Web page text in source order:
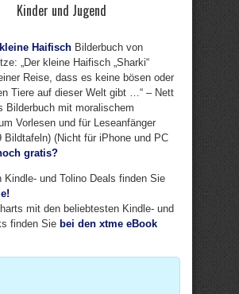
Kinder und Jugend
Haifisch Bilderbuch von
„Der kleine Haifisch „Sharki“
Reise, dass es keine bösen oder
Tiere auf dieser Welt gibt …“ – Nett
Bilderbuch mit moralischem
Vorlesen und für Leseanfänger
Bildtafeln) (Nicht für iPhone und PC
gratis?
Kindle- und Tolino Deals finden Sie
mit den beliebtesten Kindle- und
finden Sie bei den xtme eBook